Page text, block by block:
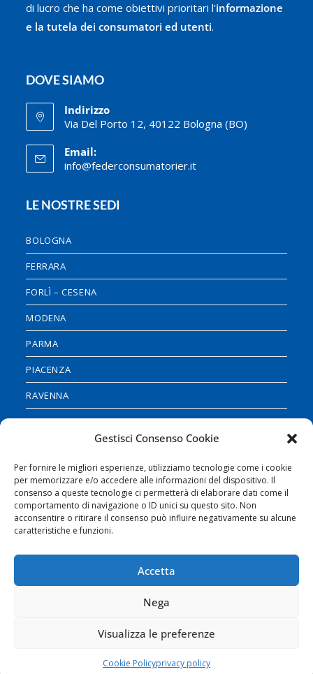
Gestisci Consenso Cookie
Per fornire le migliori esperienze, utilizziamo tecnologie come i cookie
per memorizzare e/o accedere alle informazioni del dispositivo. Il
consenso a queste tecnologie ci permetterà di elaborare dati come il
comportamento di navigazione o ID unici su questo sito. Non
acconsentire o ritirare il consenso può influire negativamente su alcune
caratteristiche e funzioni.
Accetta
Nega
Visualizza le preferenze
Cookie Policyprivacy policy
di lucro che ha come obiettivi prioritari l'informazione
e la tutela dei consumatori ed utenti.
DOVE SIAMO
Indirizzo
Via Del Porto 12, 40122 Bologna (BO)
Email:
info@federconsumatorier.it
LE NOSTRE SEDI
BOLOGNA
FERRARA
FORLÌ – CESENA
MODENA
PARMA
PIACENZA
RAVENNA
REGGIO EMILIA
ISCRIVITI ALLA NOSTRA
NEWSLETTER
SEGUICI SUI NOSTRI SOCIAL
Cookie Policy- Privacy Policy
Copyright 2026 - GedInfo Soc Coop